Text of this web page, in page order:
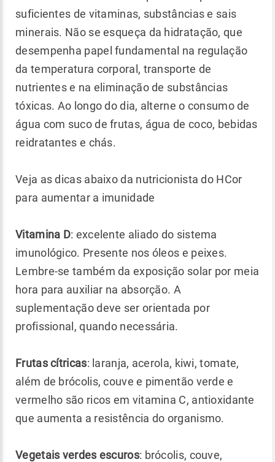
suficientes de vitaminas, substâncias e sais
minerais. Não se esqueça da hidratação, que
desempenha papel fundamental na regulação
da temperatura corporal, transporte de
nutrientes e na eliminação de substâncias
tóxicas. Ao longo do dia, alterne o consumo de
água com suco de frutas, água de coco, bebidas
reidratantes e chás.
Veja as dicas abaixo da nutricionista do HCor
para aumentar a imunidade
Vitamina D: excelente aliado do sistema
imunológico. Presente nos óleos e peixes.
Lembre-se também da exposição solar por meia
hora para auxiliar na absorção. A
suplementação deve ser orientada por
profissional, quando necessária.
Frutas cítricas: laranja, acerola, kiwi, tomate,
além de brócolis, couve e pimentão verde e
vermelho são ricos em vitamina C, antioxidante
que aumenta a resistência do organismo.
Vegetais verdes escuros: brócolis, couve,